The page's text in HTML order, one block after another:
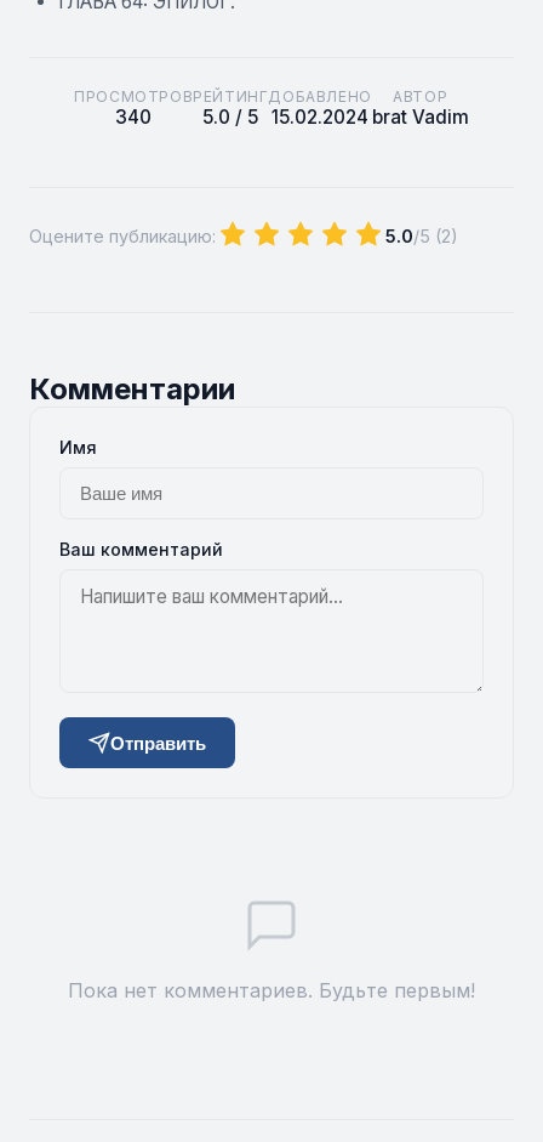
ПРОСМОТРОВ
340
РЕЙТИНГ
5.0 / 5
ДОБАВЛЕНО
15.02.2024
АВТОР
brat Vadim
Оцените публикацию: 5.0/5 (2)
Комментарии
Имя
Ваш комментарий
Отправить
Пока нет комментариев. Будьте первым!